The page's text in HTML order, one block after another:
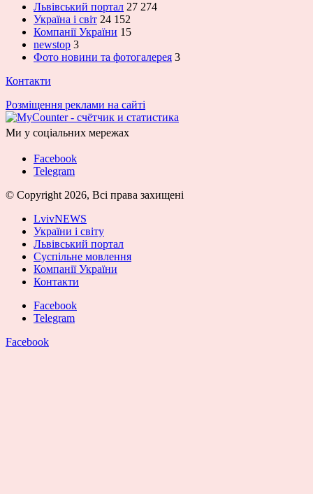
Львівський портал 27 274
Україна і світ 24 152
Компанії України 15
newstop 3
Фото новини та фотогалерея 3
Контакти
Розміщення реклами на сайті
Ми у соціальних мережах
Facebook
Telegram
© Copyright 2026, Всі права захищені
LvivNEWS
України і світу
Львівський портал
Суспільне мовлення
Компанії України
Контакти
Facebook
Telegram
Facebook